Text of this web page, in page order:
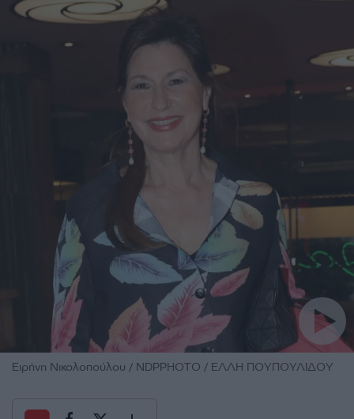
Ειρήνη Νικολοπούλου / NDPPHOTO / ΕΛΛΗ ΠΟΥΠΟΥΛΙΔΟΥ